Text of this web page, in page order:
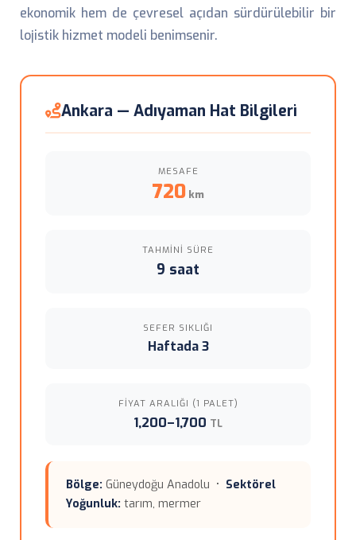
ekonomik hem de çevresel açıdan sürdürülebilir bir
lojistik hizmet modeli benimsenir.
Ankara — Adıyaman Hat Bilgileri
MESAFE
720 km
TAHMINI SÜRE
9 saat
SEFER SIKLIĞI
Haftada 3
FIYAT ARALIĞI (1 PALET)
1,200–1,700 TL
Bölge: Güneydoğu Anadolu • Sektörel
Yoğunluk: tarım, mermer